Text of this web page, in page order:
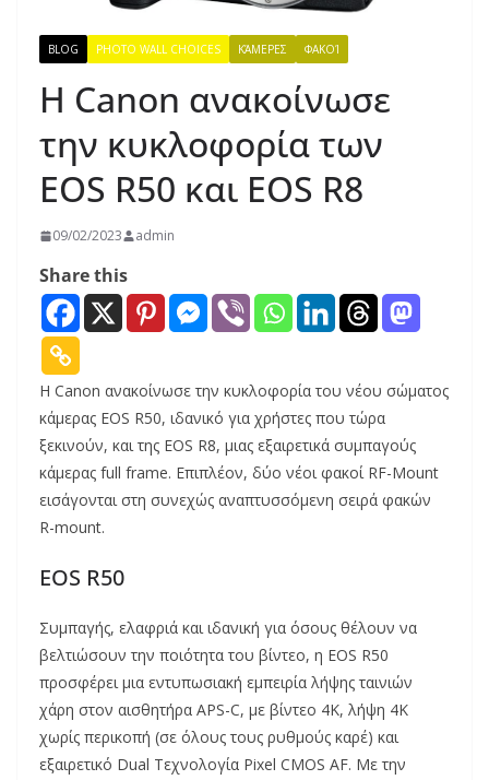
BLOG PHOTO WALL CHOICES ΚΆΜΕΡΕΣ ΦΑΚΟΊ
Η Canon ανακοίνωσε
την κυκλοφορία των
EOS R50 και EOS R8
09/02/2023 admin
Share this
Η Canon ανακοίνωσε την κυκλοφορία του νέου σώματος
κάμερας EOS R50, ιδανικό για χρήστες που τώρα
ξεκινούν, και της EOS R8, μιας εξαιρετικά συμπαγούς
κάμερας full frame. Επιπλέον, δύο νέοι φακοί RF-Mount
εισάγονται στη συνεχώς αναπτυσσόμενη σειρά φακών
R-mount.
EOS R50
Συμπαγής, ελαφριά και ιδανική για όσους θέλουν να
βελτιώσουν την ποιότητα του βίντεο, η EOS R50
προσφέρει μια εντυπωσιακή εμπειρία λήψης ταινιών
χάρη στον αισθητήρα APS-C, με βίντεο 4K, λήψη 4K
χωρίς περικοπή (σε όλους τους ρυθμούς καρέ) και
εξαιρετικό Dual Τεχνολογία Pixel CMOS AF. Με την